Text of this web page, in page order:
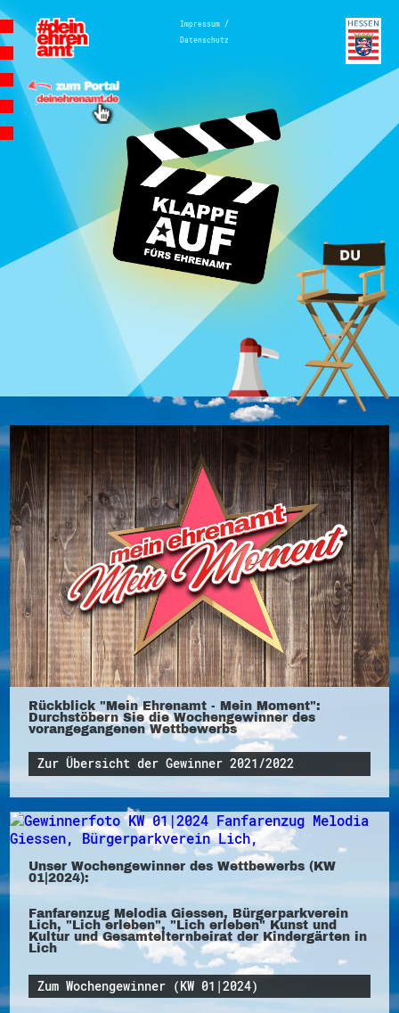
Hauptnavigation
Homepage | Wettbewerb Dein
Ehrenamt ist Herzenssache
Teilnahmebedingungen
MeinMoment
Teilnahmebedingungen
KlappeAuf
Teilnahmebedingungen 80 Jahre
Hessen
Impressum
Datenschutz
Impressum /
Datenschutz
Rückblick "Mein Ehrenamt - Mein Moment":
Durchstöbern Sie die Wochengewinner des
vorangegangenen Wettbewerbs
Zur Übersicht der Gewinner 2021/2022
Unser Wochengewinner des Wettbewerbs (KW
01|2024):
Fanfarenzug Melodia Giessen, Bürgerparkverein
Lich, "Lich erleben", "Lich erleben" Kunst und
Kultur und Gesamtelternbeirat der Kindergärten in
Lich
Zum Wochengewinner (KW 01|2024)